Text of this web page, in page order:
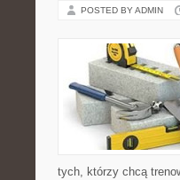
POSTED BY ADMIN
tych, którzy chcą